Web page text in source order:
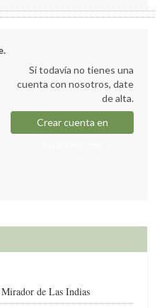
Si todavía no tienes una
cuenta con nosotros, date
de alta.
Crear cuenta en
de Las Indias